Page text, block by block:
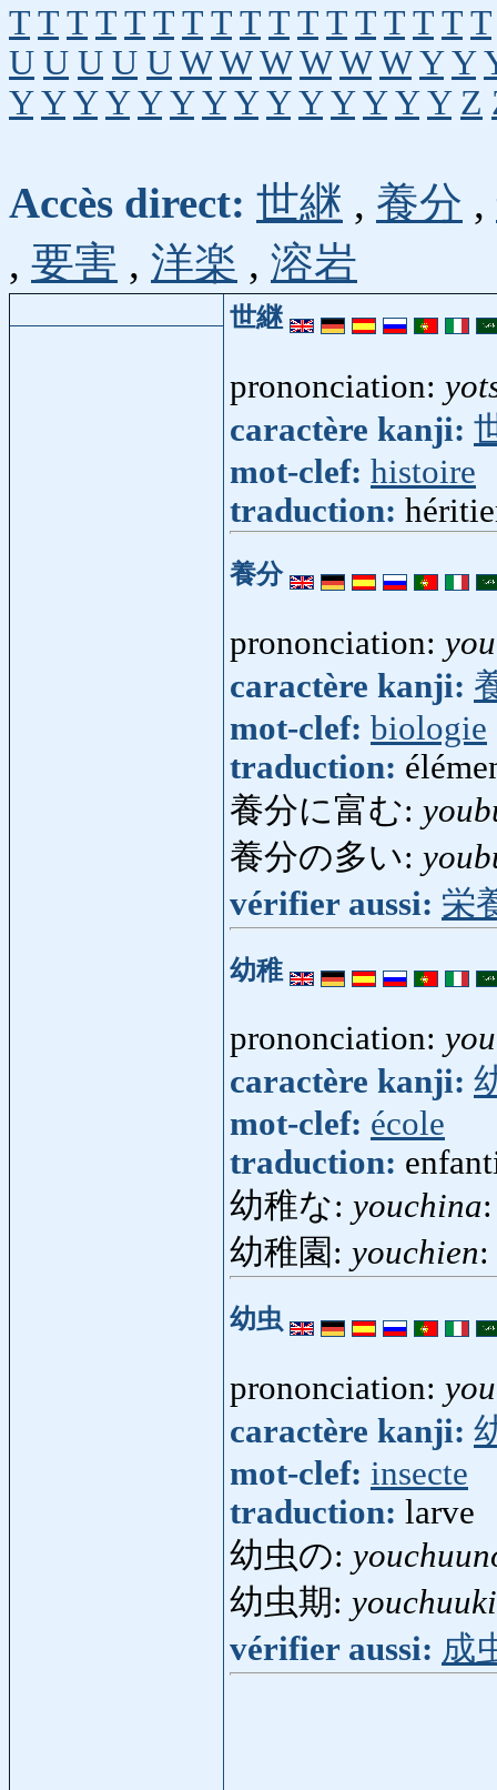
T T T T T T T T T T T T T T T T T
U U U U U W W W W W W Y Y
Y Y Y Y Y Y Y Y Y Y Y Y Y Y Z
Accès direct: 世継 , 養分 ,
, 要害 , 洋楽 , 溶岩
世継
prononciation:
caractère kanji:
mot-clef: histoire
traduction:
養分
prononciation:
caractère kanji:
mot-clef: biologie
traduction:
養分に富む:
養分の多い:
vérifier aussi: 栄
幼稚
prononciation:
caractère kanji:
mot-clef: école
traduction:
幼稚な: youchina
幼稚園: youchien
幼虫
prononciation:
caractère kanji:
mot-clef: insecte
traduction: larve
幼虫の:
幼虫期: youchuuki
vérifier aussi: 成